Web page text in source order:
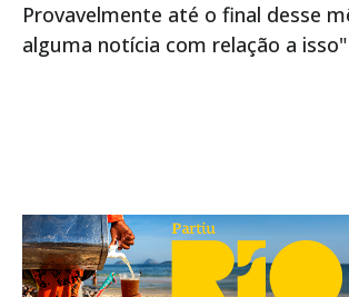
Provavelmente até o final desse
alguma notícia com relação a